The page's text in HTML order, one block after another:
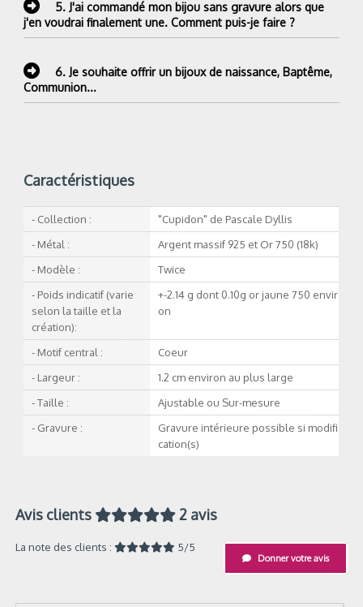
5. J'ai commandé mon bijou sans gravure alors que
j'en voudrai finalement une. Comment puis-je faire ?
6. Je souhaite offrir un bijoux de naissance, Baptême,
Communion...
Caractéristiques
- Collection :
"Cupidon" de Pascale Dyllis
- Métal :
Argent massif 925 et Or 750 (18k)
- Modèle :
Twice
- Poids indicatif (varie
selon la taille et la
création):
+-2.14 g dont 0.10g or jaune 750 envir
on
- Motif central :
Coeur
- Largeur :
1.2 cm environ au plus large
- Taille :
Ajustable ou Sur-mesure
- Gravure :
Gravure intérieure possible si modifi
cation(s)
Avis clients 2 avis
La note des clients : 5/5
Donner votre avis